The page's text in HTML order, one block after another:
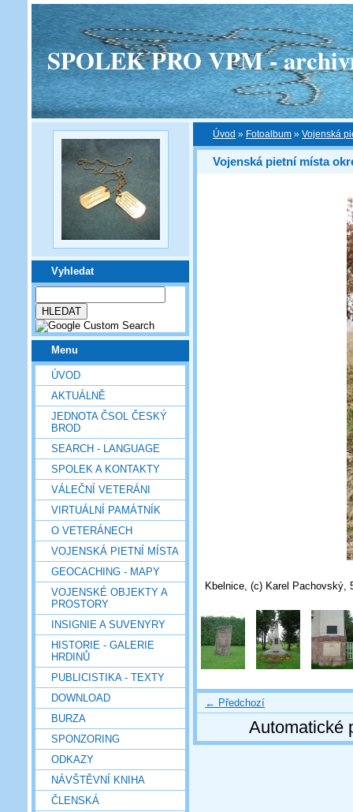
SPOLEK PRO VPM -
Vyhledat
Menu
ÚVOD
AKTUÁLNĚ
JEDNOTA ČSOL ČESKÝ
BROD
SEARCH - LANGUAGE
SPOLEK A KONTAKTY
VÁLEČNÍ VETERÁNI
VIRTUÁLNÍ PAMÁTNÍK
O VETERÁNECH
VOJENSKÁ PIETNÍ MÍSTA
GEOCACHING - MAPY
VOJENSKÉ OBJEKTY A
PROSTORY
INSIGNIE A SUVENYRY
HISTORIE - GALERIE
HRDINŮ
PUBLICISTIKA - TEXTY
DOWNLOAD
BURZA
SPONZORING
ODKAZY
NÁVŠTĚVNÍ KNIHA
ČLENSKÁ
Úvod » Fotoalbum » Vojenská
Vojenská pietní místa
Kbelnice, (c) Karel Pachovský,
← Předchozí
Automatické